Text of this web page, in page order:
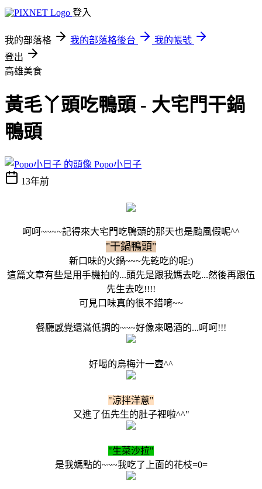
登入
我的部落格 我的部落格後台
我的帳號
登出
高雄美食
黃毛丫頭吃鴨頭 - 大宅門干鍋
鴨頭
Popo小日子
13年前
呵呵~~~~記得來大宅門吃鴨頭的那天也是颱風假呢^^
"干鍋鴨頭"
新口味的火鍋~~~先乾吃的呢:)
這篇文章有些是用手機拍的...頭先是跟我媽去吃...然後再跟伍
先生去吃!!!!
可見口味真的很不錯唷~~
餐廳感覺還滿低調的~~~好像來喝酒的...呵呵!!!
好喝的烏梅汁一壺^^
"涼拌洋蔥"
又進了伍先生的肚子裡啦^^"
"生菜沙拉"
是我媽點的~~~我吃了上面的花枝=0=